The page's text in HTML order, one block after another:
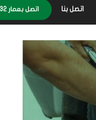
اتصل بنا اتصل بعمار 56656632